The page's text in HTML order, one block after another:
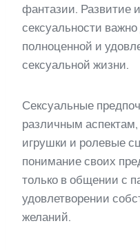
фантазии. Развитие
сексуальности
полноценной и
сексуальной жизни.
Сексуальные
различным аспектам,
игрушки и ролевые
понимание своих
только в общении с
удовлетворении
желаний.